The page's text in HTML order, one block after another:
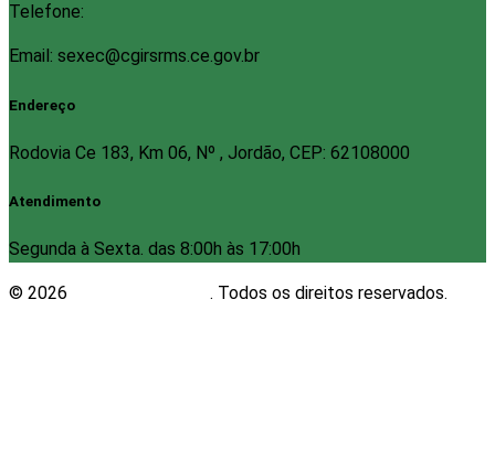
Telefone:
Email: sexec@cgirsrms.ce.gov.br
Endereço
Rodovia Ce 183, Km 06, Nº , Jordão, CEP: 62108000
Atendimento
Segunda à Sexta. das 8:00h às 17:00h
© 2026 . Todos os direitos reservados.